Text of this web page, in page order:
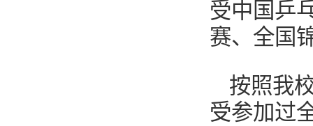
受中国乒
赛、全国
按照我
受参加过